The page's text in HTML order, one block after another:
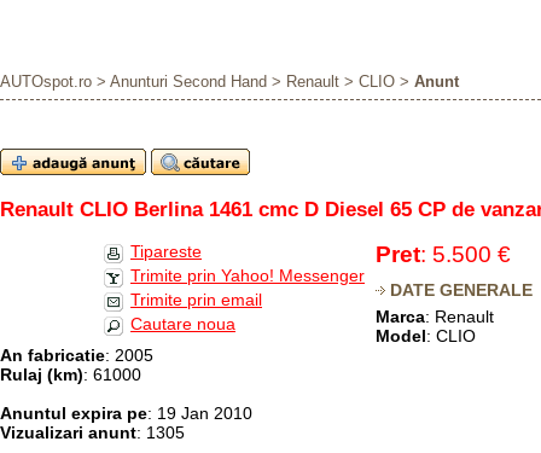
AUTOspot.ro > Anunturi Second Hand > Renault > CLIO > Anunt
Renault CLIO Berlina 1461 cmc D Diesel 65 CP de
Tipareste
Trimite prin Yahoo! Messenger
Trimite prin email
Cautare noua
Pret: 5.500 €
DATE GENERALE
Marca: Renault
Model: CLIO
An fabricatie: 2005
Rulaj (km): 61000
Anuntul expira pe: 19 Jan 2010
Vizualizari anunt: 1305